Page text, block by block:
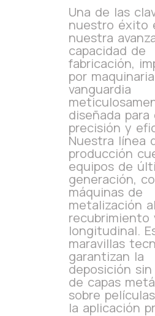
Una de las
nuestro éxito
nuestra
capacidad de
fabricación,
por
vanguardia
diseñada
precisión y
Nuestra línea
producción
equipos de
generación,
máquinas de
metalización
recubrimiento
longitudinal.
maravillas
garantizan la
deposición
de capas
sobre
la aplicación